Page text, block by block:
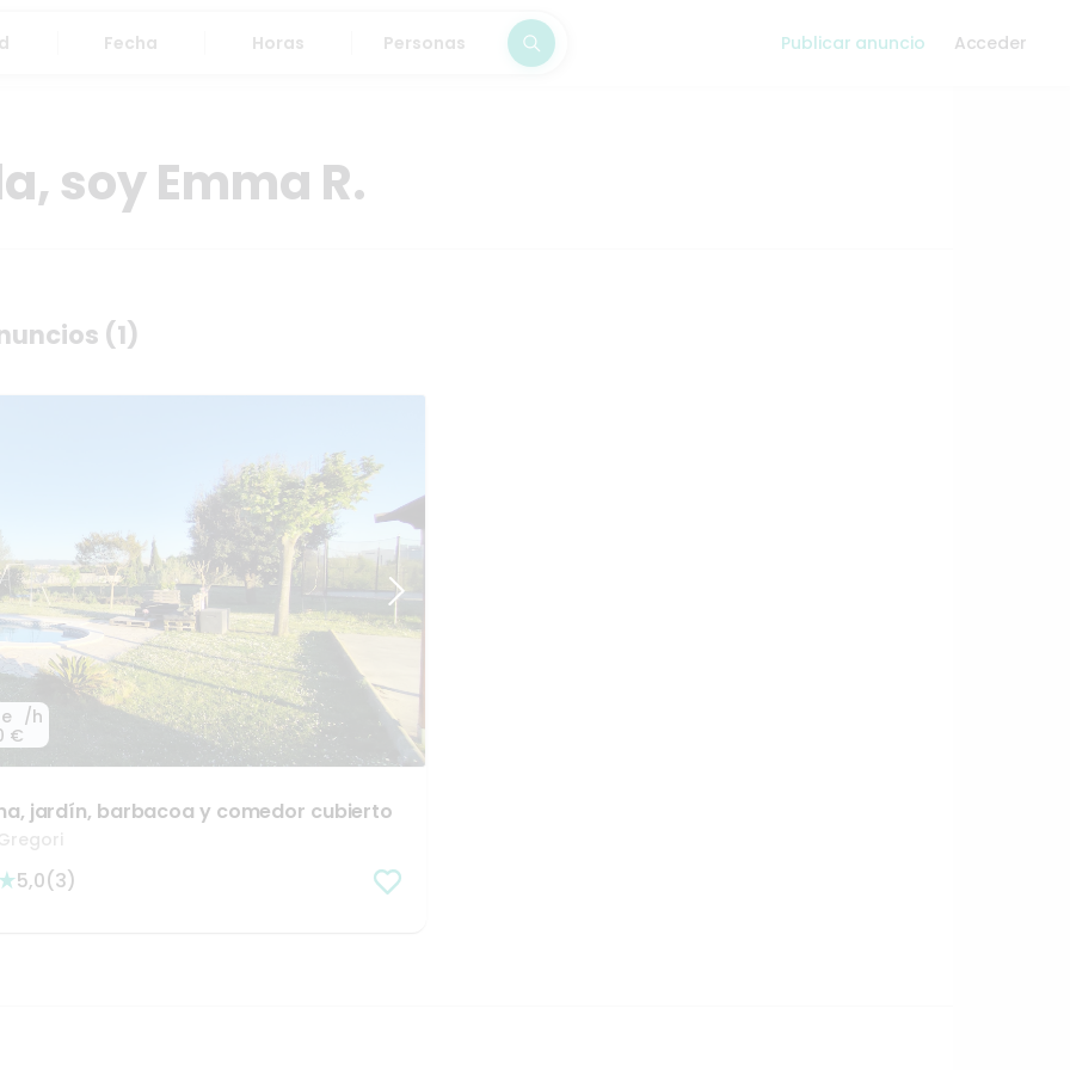
Fecha Horas Personas Buscar Publicar anuncio Acceder
soy Emma R.
(1)
€
/h
​,​ jardín​,​ barbacoa y comedor cubierto
5,0(3)